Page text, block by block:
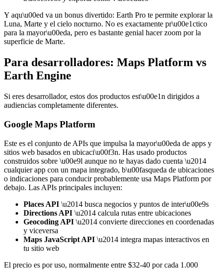
Y aqu\u00ed va un bonus divertido: Earth Pro te permite explorar la
Luna, Marte y el cielo nocturno. No es exactamente pr\u00e1ctico
para la mayor\u00eda, pero es bastante genial hacer zoom por la
superficie de Marte.
Para desarrolladores: Maps Platform vs
Earth Engine
Si eres desarrollador, estos dos productos est\u00e1n dirigidos a
audiencias completamente diferentes.
Google Maps Platform
Este es el conjunto de APIs que impulsa la mayor\u00eda de apps y
sitios web basados en ubicaci\u00f3n. Has usado productos
construidos sobre \u00e9l aunque no te hayas dado cuenta \u2014
cualquier app con un mapa integrado, b\u00fasqueda de ubicaciones
o indicaciones para conducir probablemente usa Maps Platform por
debajo. Las APIs principales incluyen:
Places API \u2014 busca negocios y puntos de inter\u00e9s
Directions API \u2014 calcula rutas entre ubicaciones
Geocoding API \u2014 convierte direcciones en coordenadas
y viceversa
Maps JavaScript API \u2014 integra mapas interactivos en
tu sitio web
El precio es por uso, normalmente entre $32-40 por cada 1.000